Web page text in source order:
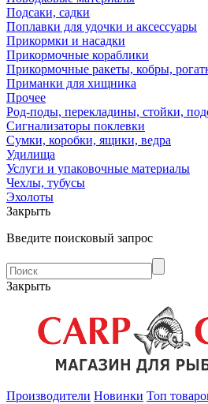
Подсаки, садки
Поплавки для удочки и аксессуары
Прикормки и насадки
Прикормочные кораблики
Прикормочные ракеты, кобры,
Приманки для хищника
Прочее
Род-поды, перекладины, стойки,
Сигнализаторы поклевки
Сумки, коробки, ящики, ведра
Удилища
Услуги и упаковочные материалы
Чехлы, тубусы
Эхолоты
Закрыть
Введите поисковый запрос
Закрыть
Производители Новинки Топ